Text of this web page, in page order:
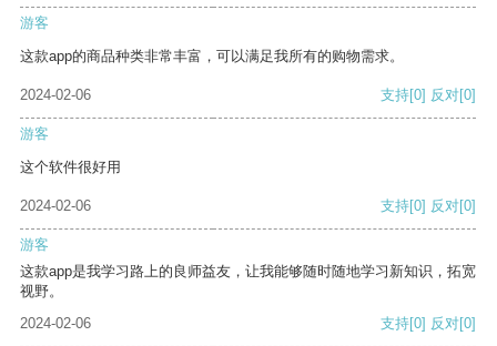
游客
这款app的商品种类非常丰富，可以满足我所有的购物需求。
2024-02-06 支持[0] 反对[0]
游客
这个软件很好用
2024-02-06 支持[0] 反对[0]
游客
这款app是我学习路上的良师益友，让我能够随时随地学习新知识，拓宽
视野。
2024-02-06
支持[0] 反对[0]